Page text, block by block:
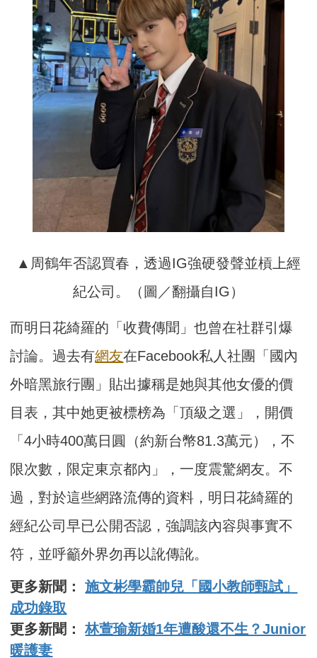
▲周鶴年否認買春，透過IG強硬發聲並槓上經
紀公司。（圖／翻攝自IG）
而明日花綺羅的「收費傳聞」也曾在社群引爆
討論。過去有網友在Facebook私人社團「國內
外暗黑旅行團」貼出據稱是她與其他女優的價
目表，其中她更被標榜為「頂級之選」，開價
「4小時400萬日圓（約新台幣81.3萬元），不
限次數，限定東京都內」，一度震驚網友。不
過，對於這些網路流傳的資料，明日花綺羅的
經紀公司早已公開否認，強調該內容與事實不
符，並呼籲外界勿再以訛傳訛。
更多新聞：施文彬學霸帥兒「國小教師甄試」
成功錄取
更多新聞：林萱瑜新婚1年遭酸還不生？Junior
暖護妻